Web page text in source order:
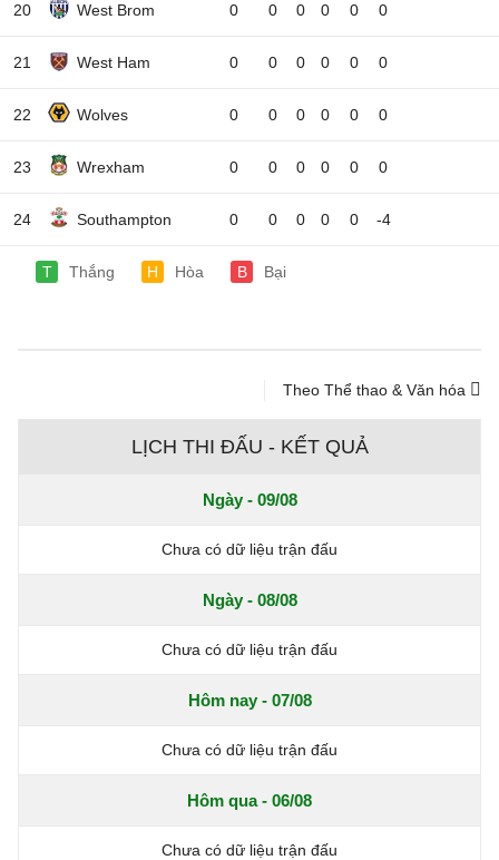
20 West Brom 0 0 0 0 0 0
21 West Ham 0 0 0 0 0 0
22 Wolves 0 0 0 0 0 0
23 Wrexham 0 0 0 0 0 0
24 Southampton 0 0 0 0 0 -4
T Thắng H Hòa B Bại
Theo Thể thao & Văn hóa
LỊCH THI ĐẤU - KẾT QUẢ
Ngày - 09/08
Chưa có dữ liệu trận đấu
Ngày - 08/08
Chưa có dữ liệu trận đấu
Hôm nay - 07/08
Chưa có dữ liệu trận đấu
Hôm qua - 06/08
Chưa có dữ liệu trận đấu